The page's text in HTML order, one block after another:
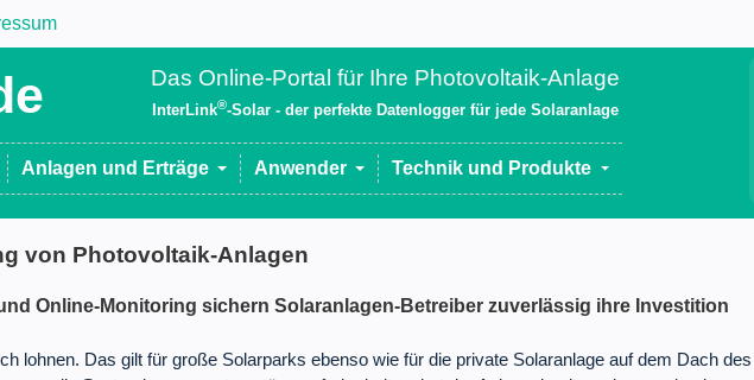
Das Online-Portal für Ihre Photovoltaik-Anlage
InterLink®-Solar - der perfekte Datenlogger für jede Solaranlage
Anlagen und Erträge Anwender Technik und Produkte
von Photovoltaik-Anlagen
Online-Monitoring sichern Solaranlagen-Betreiber zuverlässig ihre Investition
lohnen. Das gilt für große Solarparks ebenso wie für die private Solaranlage auf dem Dach des